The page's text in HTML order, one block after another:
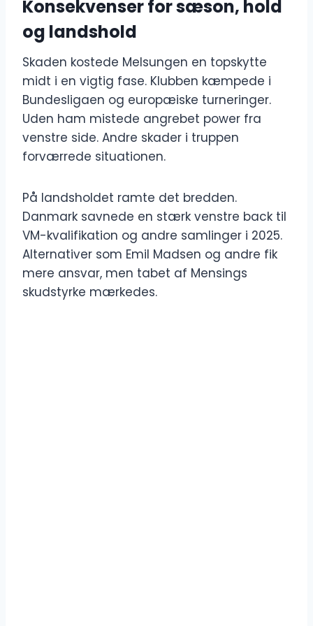
Konsekvenser for sæson, hold
og landshold
Skaden kostede Melsungen en topskytte
midt i en vigtig fase. Klubben kæmpede i
Bundesligaen og europæiske turneringer.
Uden ham mistede angrebet power fra
venstre side. Andre skader i truppen
forværrede situationen.
På landsholdet ramte det bredden.
Danmark savnede en stærk venstre back til
VM-kvalifikation og andre samlinger i 2025.
Alternativer som Emil Madsen og andre fik
mere ansvar, men tabet af Mensings
skudstyrke mærkedes.